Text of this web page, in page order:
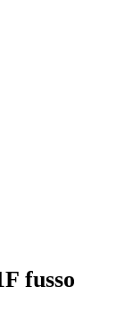
fusso